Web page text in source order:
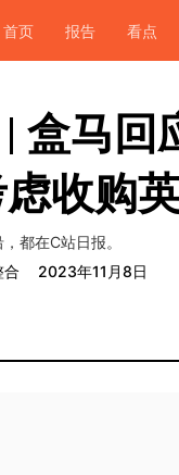
首页 报告 看点
盒马回
收购
都在C站日报。
合
2023年11月8日